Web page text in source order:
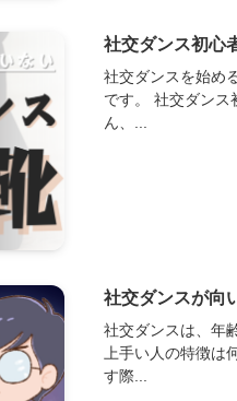
社交ダンス初心
社交ダンスを始め
です。 社交ダンス
ん、...
社交ダンスが向
社交ダンスは、年
上手い人の特徴は
す際...